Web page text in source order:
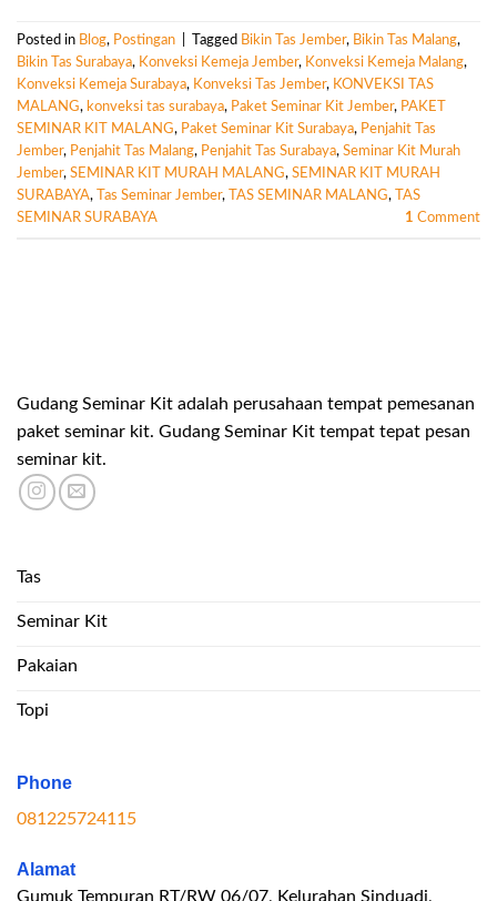
Posted in Blog, Postingan Tagged Bikin Tas Jember, Bikin Tas Malang,
Bikin Tas Surabaya, Konveksi Kemeja Jember, Konveksi Kemeja Malang,
Konveksi Kemeja Surabaya, Konveksi Tas Jember, KONVEKSI TAS
MALANG, konveksi tas surabaya, Paket Seminar Kit Jember, PAKET
SEMINAR KIT MALANG, Paket Seminar Kit Surabaya, Penjahit Tas
Jember, Penjahit Tas Malang, Penjahit Tas Surabaya, Seminar Kit Murah
Jember, SEMINAR KIT MURAH MALANG, SEMINAR KIT MURAH
SURABAYA, Tas Seminar Jember, TAS SEMINAR MALANG,
TAS
SEMINAR SURABAYA
1 Comment
Gudang Seminar Kit adalah perusahaan tempat pemesanan
paket seminar kit. Gudang Seminar Kit tempat tepat pesan
seminar kit.
Tas
Seminar Kit
Pakaian
Topi
Phone
081225724115
Alamat
Gumuk Tempuran RT/RW 06/07, Kelurahan Sinduadi,